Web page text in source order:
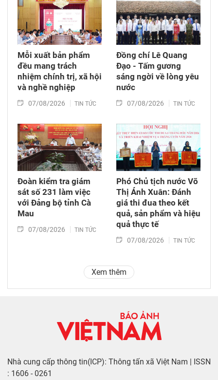
Mỗi xuất bản phẩm
đều mang trách
nhiệm chính trị, xã hội
và nghề nghiệp
07/08/2026 TIN TỨC
Đồng chí Lê Quang
Đạo - Tấm gương
sáng ngời về lòng yêu
nước
07/08/2026 TIN TỨC
Đoàn kiểm tra giám
sát số 231 làm việc
với Đảng bộ tỉnh Cà
Mau
07/08/2026 TIN TỨC
Phó Chủ tịch nước Võ
Thị Ánh Xuân: Đánh
giá thi đua theo kết
quả, sản phẩm và hiệu
quả thực tế
07/08/2026 TIN TỨC
Xem thêm
Nhà cung cấp thông tin(ICP): Thông tấn xã Việt Nam | ISSN
: 1606 - 0261